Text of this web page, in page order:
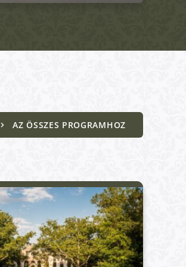
AZ ÖSSZES PROGRAMHOZ
Aktív Programok